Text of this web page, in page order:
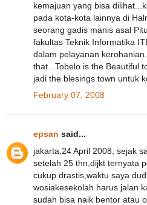
kemajuan yang bisa
pada kota-kota lainnya di
seorang gadis manis asal
fakultas Teknik Informatika
dalam pelayanan
that...Tobelo is the Beautiful
jadi the blesings town untuk
February 07, 2008
epsan said...
jakarta,24 April 2008, sejak
setelah 25 thn,dijkt ternyata
cukup drastis,waktu saya
wosiakesekolah harus jalan
sudah bisa naik bentor atau